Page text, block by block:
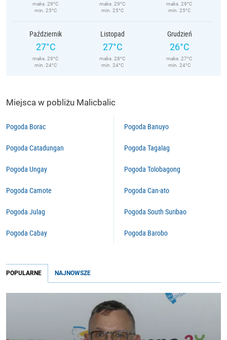
maks. 29°C
min. 25°C
maks. 29°C
min. 25°C
maks. 29°C
min. 25°C
Październik
27°C
maks. 29°C
min. 24°C
Listopad
27°C
maks. 28°C
min. 24°C
Grudzień
26°C
maks. 27°C
min. 24°C
Miejsca w pobliżu Malicbalic
Pogoda Borac
Pogoda Catadungan
Pogoda Ungay
Pogoda Camote
Pogoda Julag
Pogoda Cabay
Pogoda Banuyo
Pogoda Tagalag
Pogoda Tolobagong
Pogoda Can-ato
Pogoda South Suribao
Pogoda Barobo
POPULARNE NAJNOWSZE